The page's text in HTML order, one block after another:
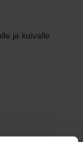
ja kuivalle